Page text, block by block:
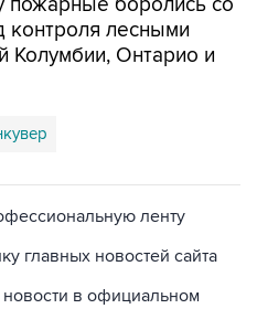
лесными
Колумбии, Онтарио и
ленту
главных новостей сайта
в официальном